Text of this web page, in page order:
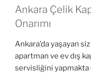
Ankara Çelik
Onarımı
Ankara’da yaşayan
apartman ve ev dış
servisliğini yapmakta